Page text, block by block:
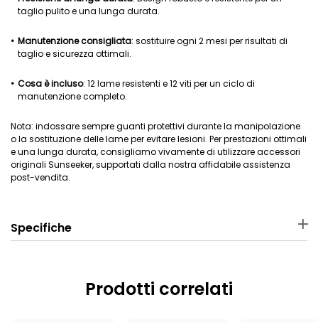
taglio pulito e una lunga durata.
Manutenzione consigliata: sostituire ogni 2 mesi per risultati di
taglio e sicurezza ottimali.
Cosa è incluso: 12 lame resistenti e 12 viti per un ciclo di
manutenzione completo.
Nota: indossare sempre guanti protettivi durante la manipolazione
o la sostituzione delle lame per evitare lesioni. Per prestazioni ottimali
e una lunga durata, consigliamo vivamente di utilizzare accessori
originali Sunseeker, supportati dalla nostra affidabile assistenza
post-vendita.
Specifiche
Acciaio ad alto tenore di
carbonio
16 × 9.8 × 1 cm
Prodotti correlati